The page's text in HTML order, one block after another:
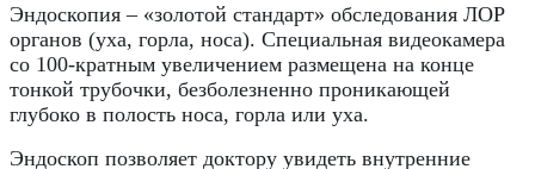
Эндоскопия – «золотой стандарт» обследования ЛОР
органов (уха, горла, носа). Специальная видеокамера
со 100-кратным увеличением размещена на конце
тонкой трубочки, безболезненно проникающей
глубоко в полость носа, горла или уха.
Эндоскоп позволяет доктору увидеть внутренние